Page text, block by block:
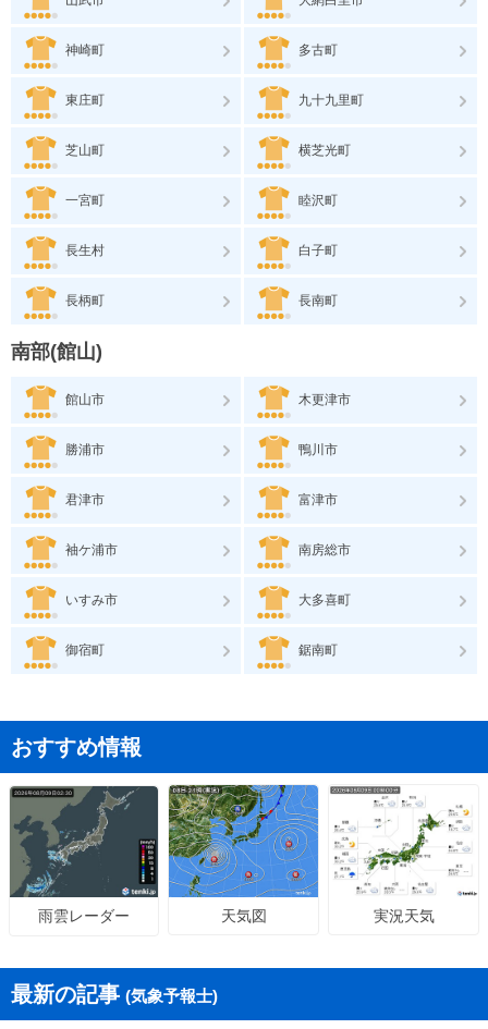
神崎町 多古町
東庄町 九十九里町
芝山町 横芝光町
一宮町 睦沢町
長生村 白子町
長柄町 長南町
南部(館山)
館山市 木更津市
勝浦市 鴨川市
君津市 富津市
袖ケ浦市 南房総市
いすみ市 大多喜町
御宿町 鋸南町
おすすめ情報
雨雲レーダー 天気図 実況天気
最新の記事 (気象予報士)